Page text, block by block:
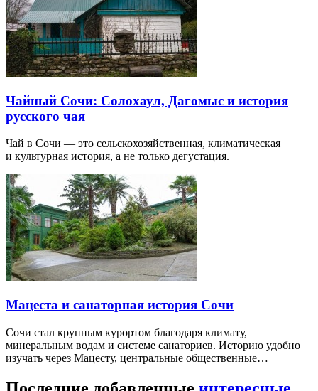
Чайный Сочи: Солохаул, Дагомыс и история
русского чая
Чай в Сочи — это сельскохозяйственная, климатическая
и культурная история, а не только дегустация.
Мацеста и санаторная история Сочи
Сочи стал крупным курортом благодаря климату,
минеральным водам и системе санаториев. Историю удобно
изучать через Мацесту, центральные общественные…